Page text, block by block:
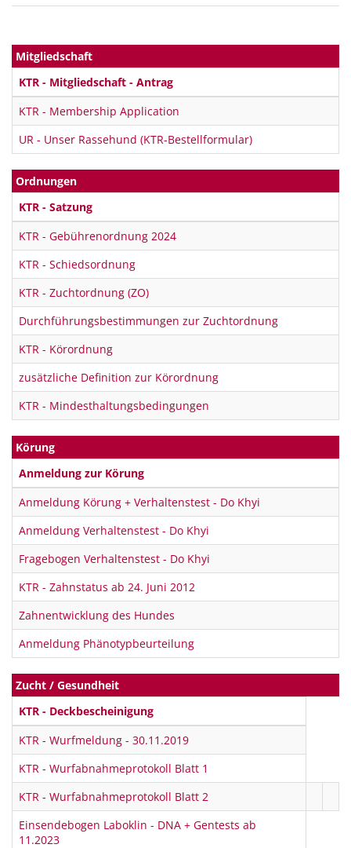
Mitgliedschaft
KTR - Mitgliedschaft - Antrag
KTR - Membership Application
UR - Unser Rassehund (KTR-Bestellformular)
Ordnungen
KTR - Satzung
KTR - Gebührenordnung 2024
KTR - Schiedsordnung
KTR - Zuchtordnung (ZO)
Durchführungsbestimmungen zur Zuchtordnung
KTR - Körordnung
zusätzliche Definition zur Körordnung
KTR - Mindesthaltungsbedingungen
Körung
Anmeldung zur Körung
Anmeldung Körung + Verhaltenstest - Do Khyi
Anmeldung Verhaltenstest - Do Khyi
Fragebogen Verhaltenstest - Do Khyi
KTR - Zahnstatus ab 24. Juni 2012
Zahnentwicklung des Hundes
Anmeldung Phänotypbeurteilung
Zucht / Gesundheit
KTR - Deckbescheinigung
KTR - Wurfmeldung - 30.11.2019
KTR - Wurfabnahmeprotokoll Blatt 1
KTR - Wurfabnahmeprotokoll Blatt 2
Einsendebogen Laboklin - DNA + Gentests ab
11.2023